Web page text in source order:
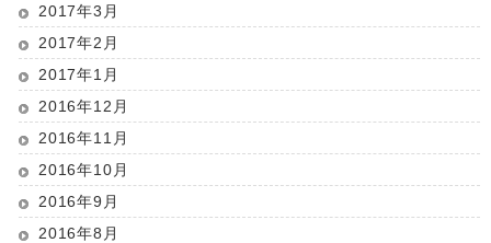
2017年3月
2017年2月
2017年1月
2016年12月
2016年11月
2016年10月
2016年9月
2016年8月